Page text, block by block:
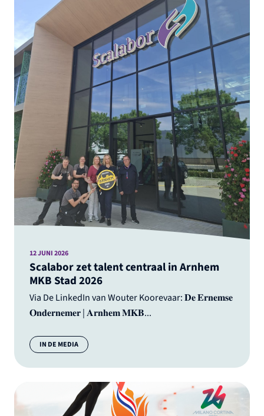
Scalabor zet talent centraal in Arnhem
MKB Stad 2026
Via De LinkedIn van Wouter Koorevaar: 𝐃𝐞 𝐄𝐫𝐧𝐞𝐦𝐬𝐞
𝐎𝐧𝐝𝐞𝐫𝐧𝐞𝐦𝐞𝐫 | 𝐀𝐫𝐧𝐡𝐞𝐦 𝐌𝐊𝐁...
12 JUNI 2026
Categorie:
IN DE MEDIA